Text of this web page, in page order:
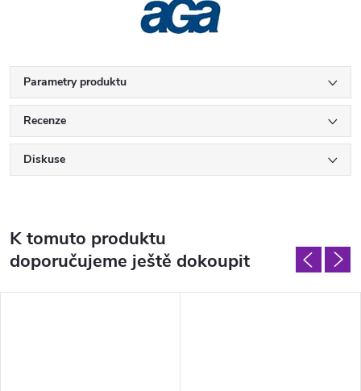
Parametry produktu
Recenze
Diskuse
K tomuto produktu
doporučujeme ještě dokoupit